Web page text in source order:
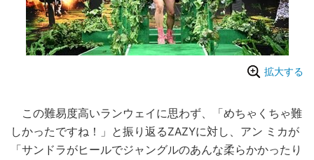
拡大する
この難易度高いランウェイに思わず、「めちゃくちゃ難
しかったですね！」と振り返るZAZYに対し、アン ミカが
「サンドラがヒールでジャングルのあんな柔らかかったり